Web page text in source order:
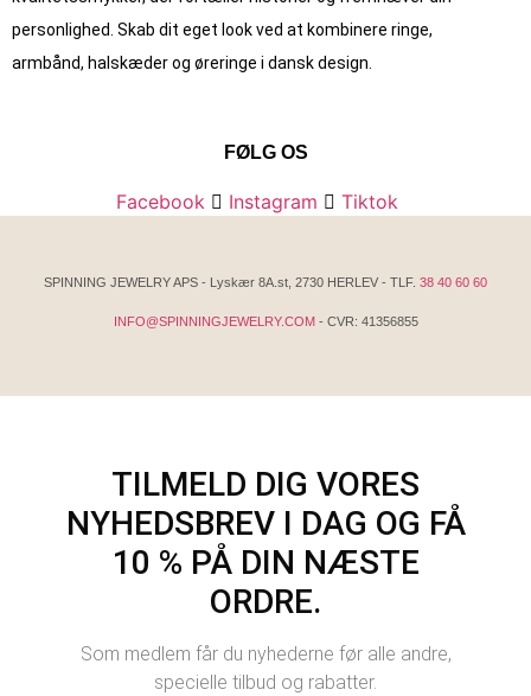
personlighed. Skab dit eget look ved at kombinere ringe,
armbånd, halskæder og øreringe i dansk design.
FØLG OS
Facebook Instagram Tiktok
SPINNING JEWELRY APS - Lyskær 8A.st, 2730 HERLEV - TLF. 38 40 60 60
INFO@SPINNINGJEWELRY.COM - CVR: 41356855
TILMELD DIG VORES
NYHEDSBREV I DAG OG FÅ
10 % PÅ DIN NÆSTE
ORDRE.
Som medlem får du nyhederne før alle andre,
specielle tilbud og rabatter.